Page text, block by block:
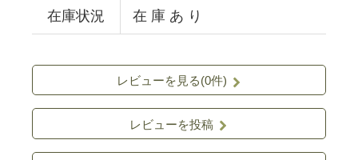
在庫状況 在 庫 あ り
レビューを見る(0件)
レビューを投稿